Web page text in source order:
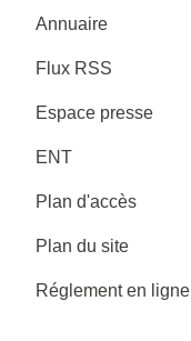
Annuaire
Flux RSS
Espace presse
ENT
Plan d'accès
Plan du site
Réglement en ligne